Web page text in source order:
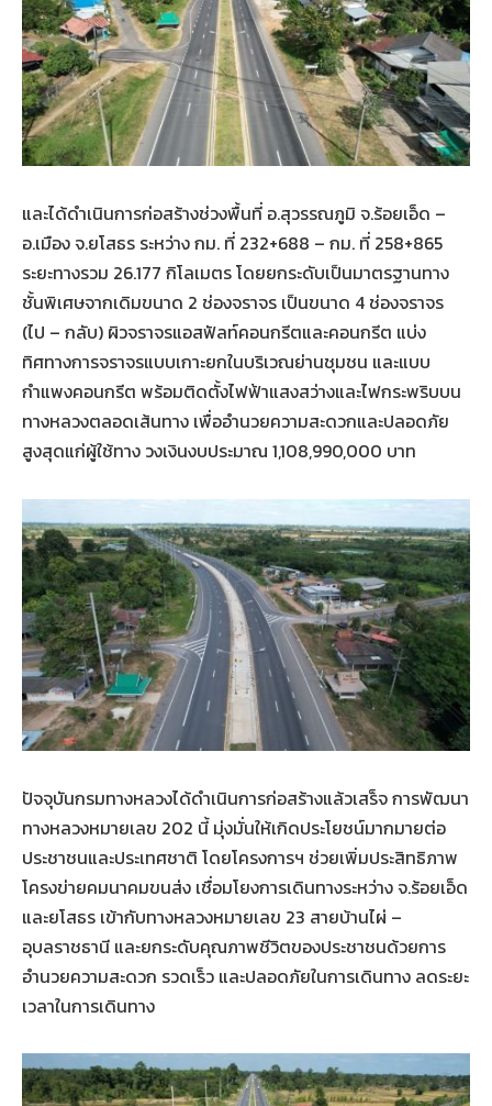
และได้ดำเนินการก่อสร้างช่วงพื้นที่ อ.สุวรรณภูมิ จ.ร้อยเอ็ด –
อ.เมือง จ.ยโสธร ระหว่าง กม. ที่ 232+688 – กม. ที่ 258+865
ระยะทางรวม 26.177 กิโลเมตร โดยยกระดับเป็นมาตรฐานทาง
ชั้นพิเศษจากเดิมขนาด 2 ช่องจราจร เป็นขนาด 4 ช่องจราจร
(ไป – กลับ) ผิวจราจรแอสฟัลท์คอนกรีตและคอนกรีต แบ่ง
ทิศทางการจราจรแบบเกาะยกในบริเวณย่านชุมชน และแบบ
กำแพงคอนกรีต พร้อมติดตั้งไฟฟ้าแสงสว่างและไฟกระพริบบน
ทางหลวงตลอดเส้นทาง เพื่ออำนวยความสะดวกและปลอดภัย
สูงสุดแก่ผู้ใช้ทาง วงเงินงบประมาณ 1,108,990,000 บาท
ปัจจุบันกรมทางหลวงได้ดำเนินการก่อสร้างแล้วเสร็จ การพัฒนา
ทางหลวงหมายเลข 202 นี้ มุ่งมั่นให้เกิดประโยชน์มากมายต่อ
ประชาชนและประเทศชาติ โดยโครงการฯ ช่วยเพิ่มประสิทธิภาพ
โครงข่ายคมนาคมขนส่ง เชื่อมโยงการเดินทางระหว่าง จ.ร้อยเอ็ด
และยโสธร เข้ากับทางหลวงหมายเลข 23 สายบ้านไผ่ –
อุบลราชธานี และยกระดับคุณภาพชีวิตของประชาชนด้วยการ
อำนวยความสะดวก รวดเร็ว และปลอดภัยในการเดินทาง ลดระยะ
เวลาในการเดินทาง